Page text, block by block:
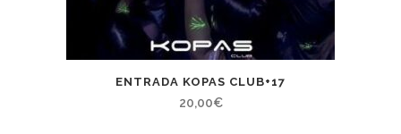
ENTRADA KOPAS CLUB+17
20,00€